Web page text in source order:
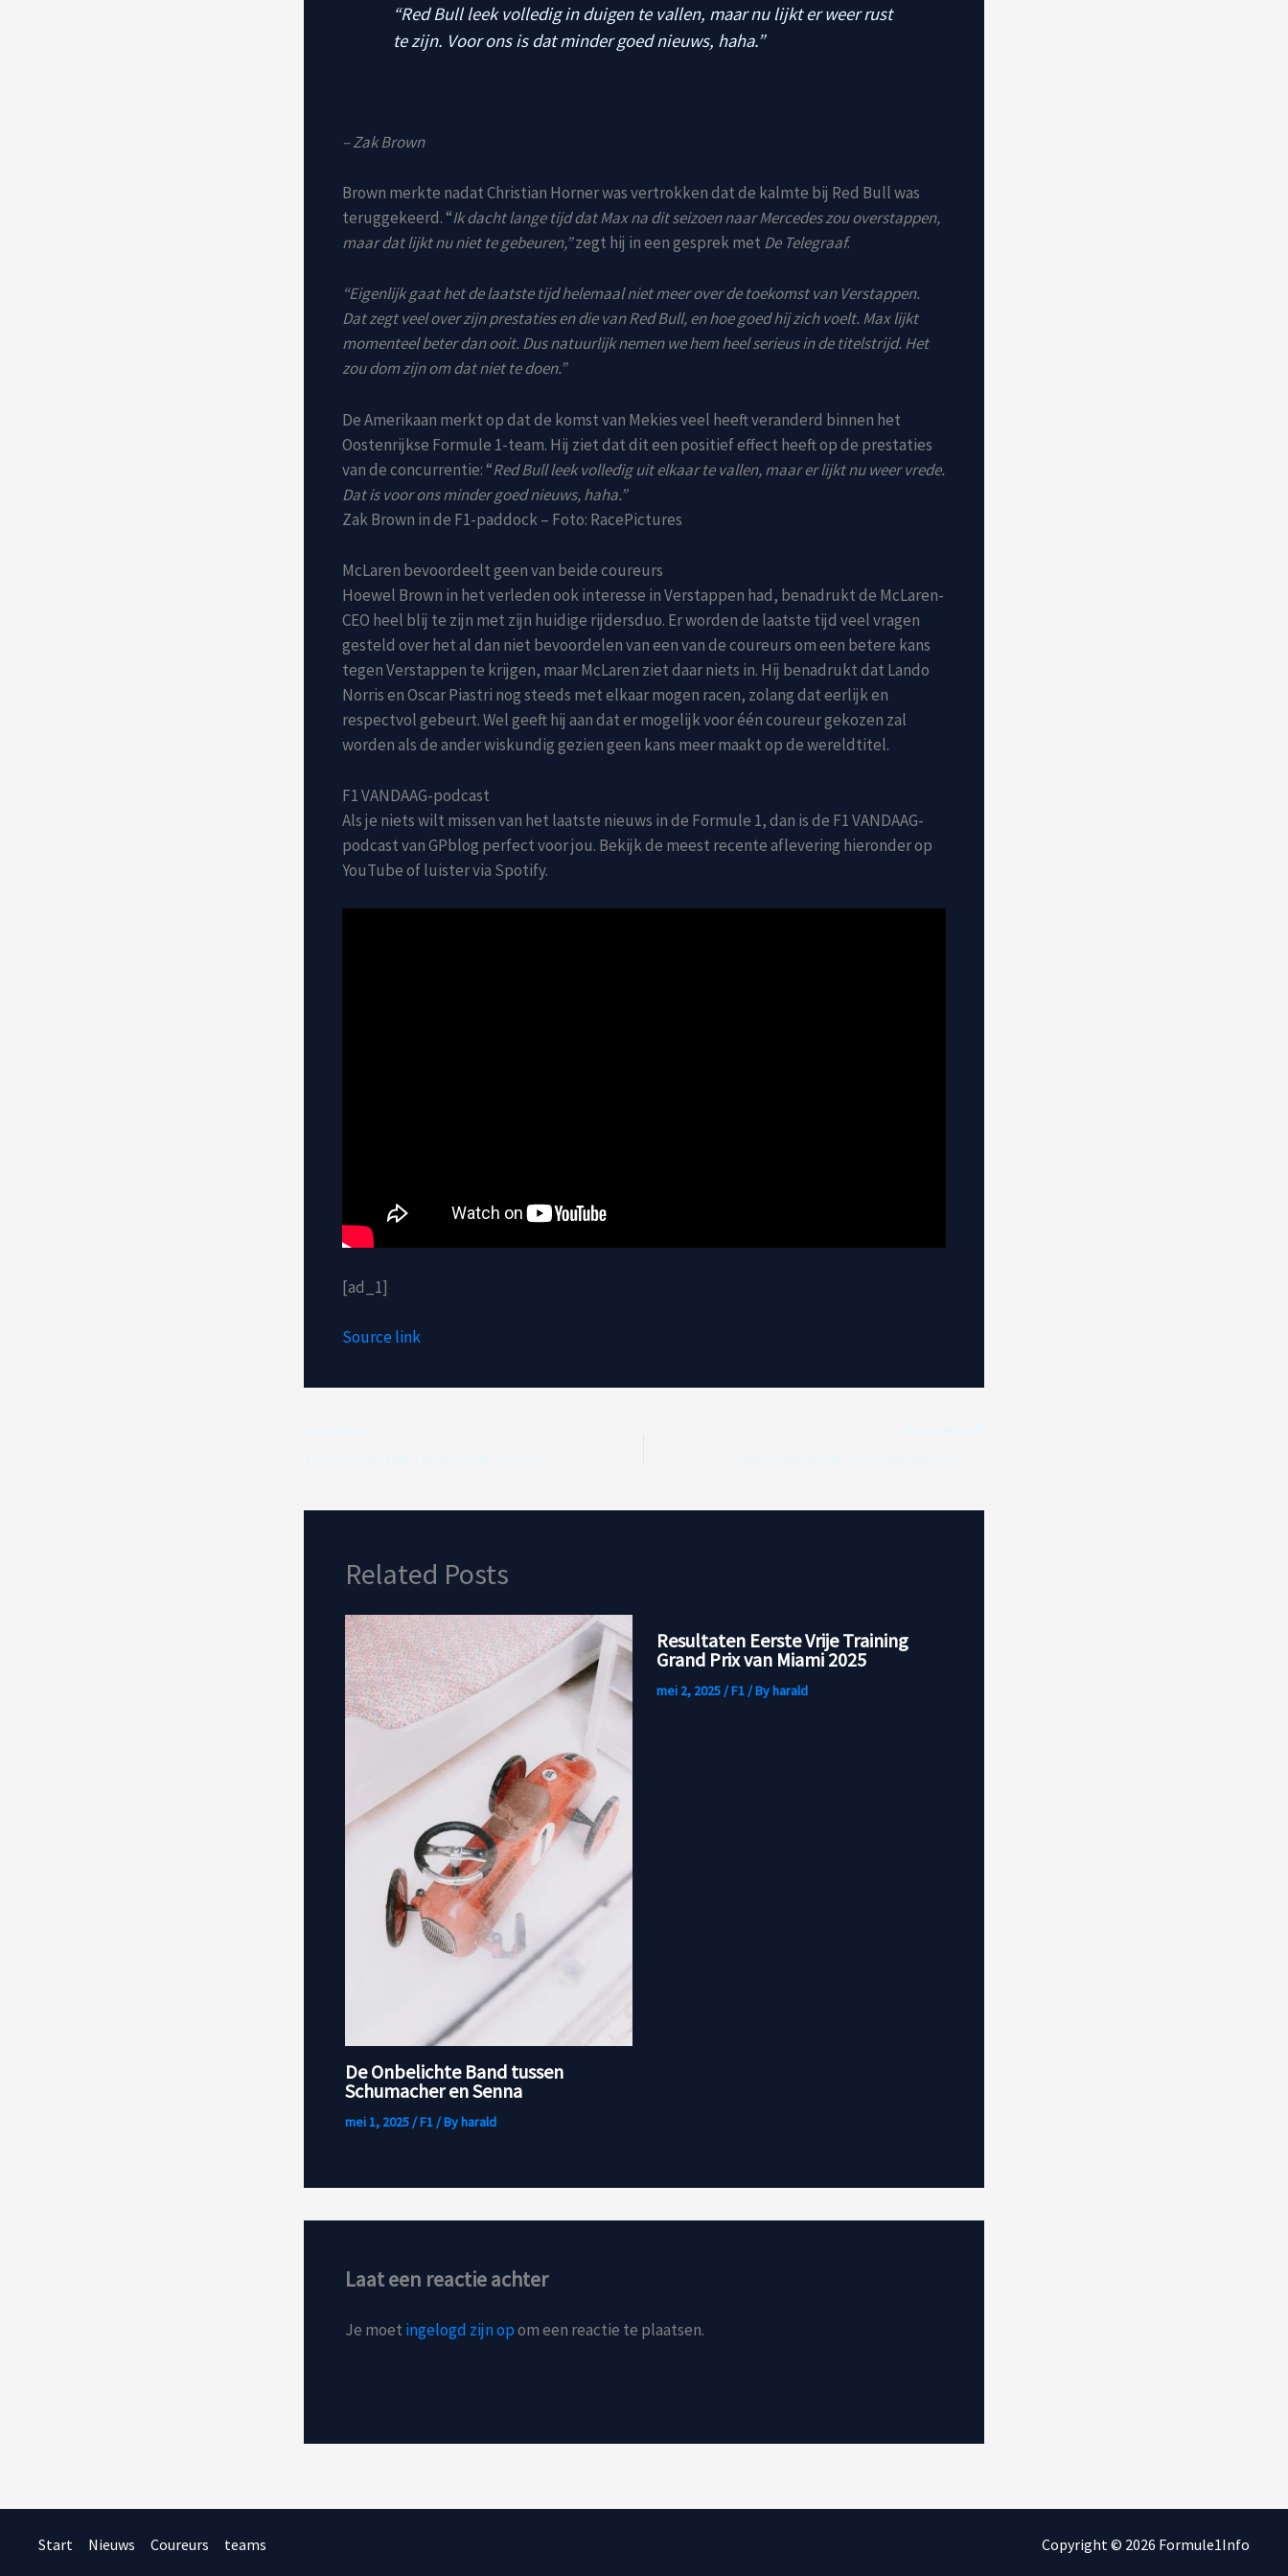
“Red Bull leek volledig in duigen te vallen, maar nu lijkt er weer rust
te zijn. Voor ons is dat minder goed nieuws, haha.”
– Zak Brown
Brown merkte nadat Christian Horner was vertrokken dat de kalmte bij Red Bull was
teruggekeerd. “Ik dacht lange tijd dat Max na dit seizoen naar Mercedes zou overstappen,
maar dat lijkt nu niet te gebeuren,”zegt hij in een gesprek met De Telegraaf.
“Eigenlijk gaat het de laatste tijd helemaal niet meer over de toekomst van Verstappen.
Dat zegt veel over zijn prestaties en die van Red Bull, en hoe goed hij zich voelt. Max lijkt
momenteel beter dan ooit. Dus natuurlijk nemen we hem heel serieus in de titelstrijd. Het
zou dom zijn om dat niet te doen.”
De Amerikaan merkt op dat de komst van Mekies veel heeft veranderd binnen het
Oostenrijkse Formule 1-team. Hij ziet dat dit een positief effect heeft op de prestaties
van de concurrentie: “Red Bull leek volledig uit elkaar te vallen, maar er lijkt nu weer vrede.
Dat is voor ons minder goed nieuws, haha.”
Zak Brown in de F1-paddock – Foto: RacePictures
McLaren bevoordeelt geen van beide coureurs
Hoewel Brown in het verleden ook interesse in Verstappen had, benadrukt de McLaren-
CEO heel blij te zijn met zijn huidige rijdersduo. Er worden de laatste tijd veel vragen
gesteld over het al dan niet bevoordelen van een van de coureurs om een betere kans
tegen Verstappen te krijgen, maar McLaren ziet daar niets in. Hij benadrukt dat Lando
Norris en Oscar Piastri nog steeds met elkaar mogen racen, zolang dat eerlijk en
respectvol gebeurt. Wel geeft hij aan dat er mogelijk voor één coureur gekozen zal
worden als de ander wiskundig gezien geen kans meer maakt op de wereldtitel.
F1 VANDAAG-podcast
Als je niets wilt missen van het laatste nieuws in de Formule 1, dan is de F1 VANDAAG-
podcast van GPblog perfect voor jou. Bekijk de meest recente aflevering hieronder op
YouTube of luister via Spotify.
[ad_1]
Source link
Related Posts
De Onbelichte Band tussen
Schumacher en Senna
mei 1, 2025/F1/ Byharald
Resultaten Eerste Vrije Training
Grand Prix van Miami 2025
mei 2, 2025/F1/ Byharald
Laat een reactie achter
Je moet ingelogd zijn opom een reactie te plaatsen.
Start Nieuws Coureurs teams Copyright © 2026 Formule1Info